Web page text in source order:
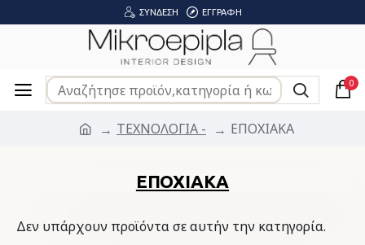
ΣΎΝΔΕΣΗ ΕΓΓΡΑΦΉ
0
ΤΕΧΝΟΛΟΓΙΑ - ΕΠΟΧΙΑΚΑ
ΕΠΟΧΙΑΚΑ
Δεν υπάρχουν προϊόντα σε αυτήν την κατηγορία.